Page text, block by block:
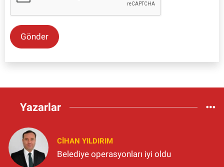
Gönder
Yazarlar
CIHAN YILDIRIM
Belediye operasyonları iyi oldu